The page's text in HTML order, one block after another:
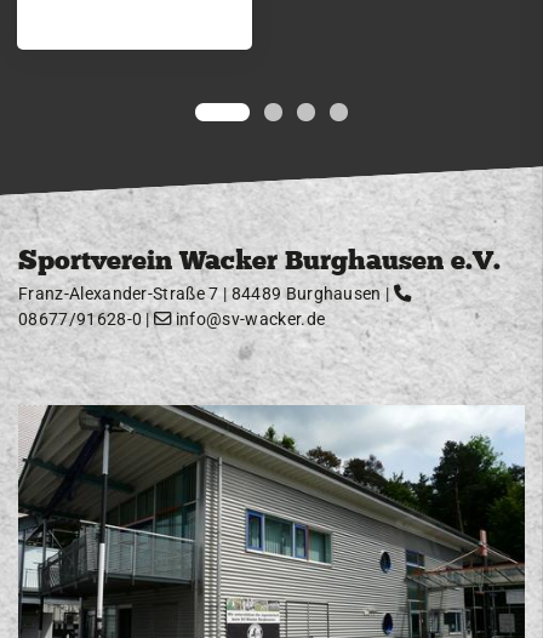
Sportverein Wacker Burghausen e.V.
Franz-Alexander-Straße 7 | 84489 Burghausen |
08677/91628-0 | info@sv-wacker.de